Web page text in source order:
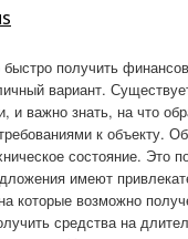
получить
вариант.
и важно знать, на что
к объекту.
состояние. Это
имеют
которые возможно
средства на